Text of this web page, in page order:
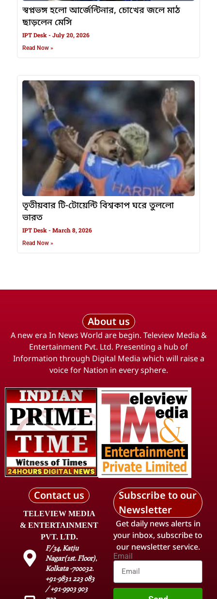
স্বপ্নভঙ্গ হলো আর্জেন্টিনার, চোখের জলে মাঠ
ছাড়লেন মেসি
IPT Desk July 20, 2026
Read Now »
তৃতীয়বার টি-টোয়েন্টি বিশ্বকাপ ঘরে তুললো
ভারত
IPT Desk March 8, 2026
Read Now »
About us
A new era In News World are begin. Teleview Media &
Entertainment Pvt. Ltd. Presenting a hub of
Information through Digital Media which will raise a
voice for Nation in every sphere.
Contact us
TELEVIEW MEDIA
& ENTERTAINMENT
PVT. LTD.
F/34, Katju
Nagar(1st. Floor),
Kolkata -700032.
+91-9831 223 083
/ +91-9903 903
Subscribe to our
Newsletter
Get daily news alerts in
your inbox, subscribe to
our newsletter service.
Email